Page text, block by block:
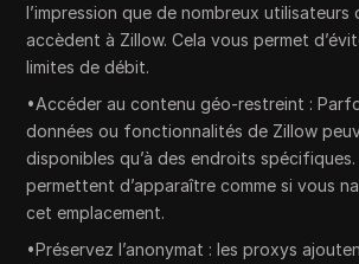
l’impression que de nombreux
accèdent à Zillow. Cela vous permet
limites de débit.
•Accéder au contenu géo-restreint :
données ou fonctionnalités de Zillow
disponibles qu’à des endroits
permettent d’apparaître comme si vous
cet emplacement.
•Préservez l’anonymat : les proxys